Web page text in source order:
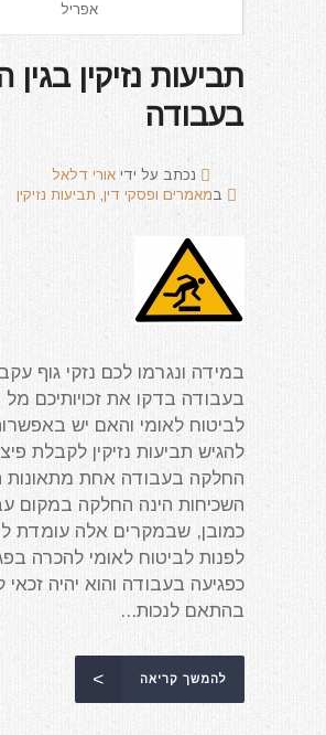
אפריל
תביעות נזיקין
בעבודה
נכתב על ידי אורי דלאל
במאמרים ופסקי דין, תביעות נזיקין
במידה ונגרמו לכם נזקי גוף
בעבודה בדקו את זכויותיכם
לביטוח לאומי והאם יש
להגיש תביעות נזיקין לקבלת
החלקה בעבודה אחת מתאונות
השכיחות הינה החלקה במקום
כמובן, שבמקרים אלה עומדת
לפנות לביטוח לאומי להכרה
כפגיעה בעבודה והוא יהיה זכאי
בהתאם לנכות...
להמשך קריאה